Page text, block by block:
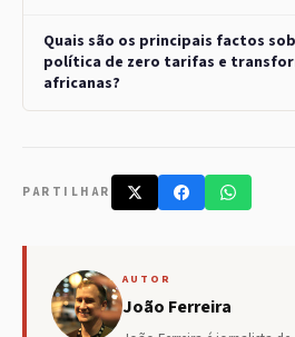
Quais são os principais factos
política de zero tarifas e
africanas?
PARTILHAR
AUTOR
João Ferreira